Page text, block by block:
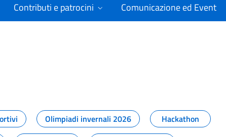
Contributi e patrocini Comunicazione ed Eventi
Olimpiadi invernali 2026
Hackathon